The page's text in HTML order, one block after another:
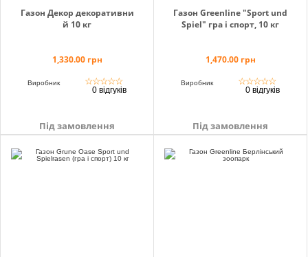
Газон Декор декоративни
й 10 кг
1,330.00 грн
Виробник ☆☆☆☆☆
0 відгуків
Під замовлення
Газон Greenline "Sport und
Spiel" гра і спорт, 10 кг
1,470.00 грн
Виробник ☆☆☆☆☆
0 відгуків
Під замовлення